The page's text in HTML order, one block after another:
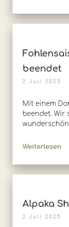
beendet
2 Juli 2025
Mit einem
beendet. Wir
Weiterlesen
Alpaka
2 Juli 2025